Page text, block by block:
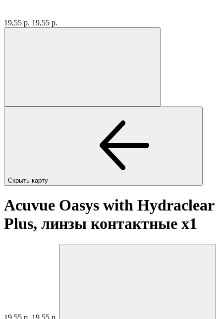
19,55 р. 19,55 р.
Скрыть карту
Acuvue Oasys with Hydraclear
Plus, линзы контактные x1
19,55 р. 19,55 р.